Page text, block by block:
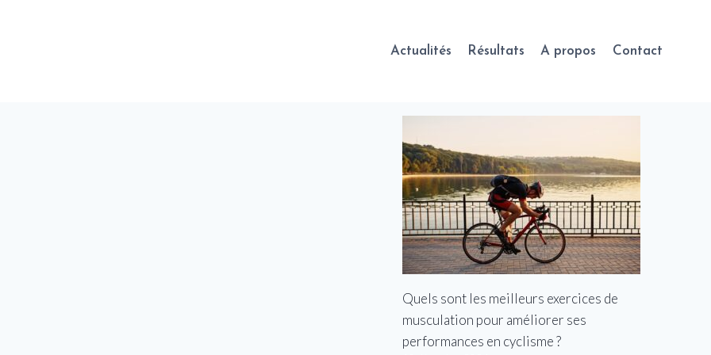
Actualités Résultats A propos Contact
Quels sont les meilleurs exercices de
musculation pour améliorer ses
performances en cyclisme ?